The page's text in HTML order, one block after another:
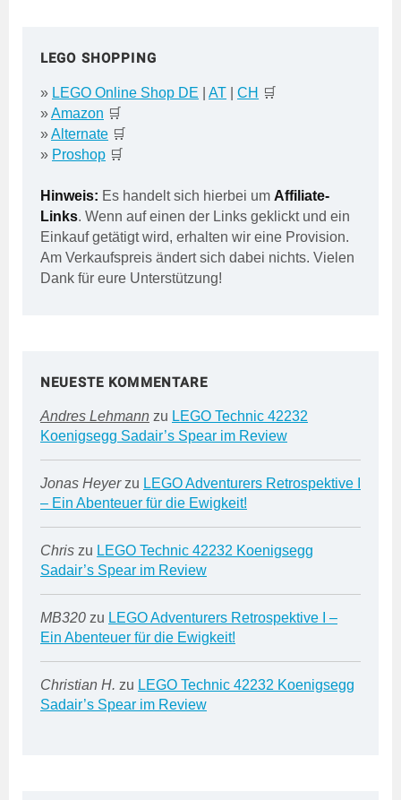
LEGO SHOPPING
» LEGO Online Shop DE AT CH 🛒
»Amazon 🛒
»Alternate 🛒
» Proshop 🛒
Hinweis: Es handelt sich hierbei um Affiliate-
Links. Wenn auf einen der Links geklickt und ein
Einkauf getätigt wird, erhalten wir eine Provision.
Am Verkaufspreis ändert sich dabei nichts. Vielen
Dank für eure Unterstützung!
NEUESTE KOMMENTARE
Andres Lehmann zu LEGO Technic 42232
Koenigsegg Sadair’s Spear im Review
Jonas Heyerzu LEGO Adventurers Retrospektive I
– Ein Abenteuer für die Ewigkeit!
Chris zu LEGO Technic 42232 Koenigsegg
Sadair’s Spear im Review
MB320 zu LEGO Adventurers Retrospektive I –
Ein Abenteuer für die Ewigkeit!
Christian H. zu LEGO Technic 42232 Koenigsegg
Sadair’s Spear im Review